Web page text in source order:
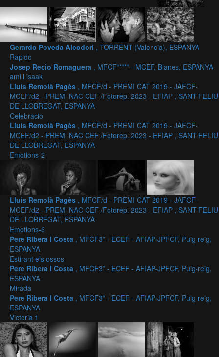
Gerardo Poveda Alcodori , TORRENT (Valencia), ESPANYA
Rapido
Josep Recio Romaguera , MFCF***** - MCEF, Blanes, ESPANYA
ami i isaak
Lluís Remolà Pagès , MFCF/d - PREMI CAT 2019 - JAFCF-
MCEF/d2 - PREMI NAC CEF /Fotorep. 2023 - EFIAP , SANT FELIU
DE LLOBREGAT, ESPANYA
Celebracio
Lluís Remolà Pagès , MFCF/d - PREMI CAT 2019 - JAFCF-
MCEF/d2 - PREMI NAC CEF /Fotorep. 2023 - EFIAP , SANT FELIU
DE LLOBREGAT, ESPANYA
Emotions-2
Lluís Remolà Pagès , MFCF/d - PREMI CAT 2019 - JAFCF-
MCEF/d2 - PREMI NAC CEF /Fotorep. 2023 - EFIAP , SANT FELIU
DE LLOBREGAT, ESPANYA
Emotions-6
Pere Ribera I Costa , MFCF3* - ECEF - AFIAP-JPFCF, Puig-reig,
ESPANYA
Estirant els ossos
Pere Ribera I Costa , MFCF3* - ECEF - AFIAP-JPFCF, Puig-reig,
ESPANYA
Mirada
Pere Ribera I Costa , MFCF3* - ECEF - AFIAP-JPFCF, Puig-reig,
ESPANYA
Victoria 1